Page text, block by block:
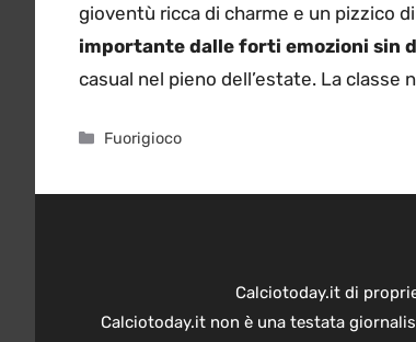
gioventù ricca di charme e un pizzico
importante dalle forti emozioni sin
casual nel pieno dell’estate. La classe
Categorie
Fuorigioco
Calciotoday.it di
Calciotoday.it non è una testata